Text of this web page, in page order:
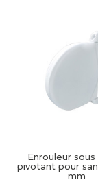
Enrouleur
pivotant pour
mm